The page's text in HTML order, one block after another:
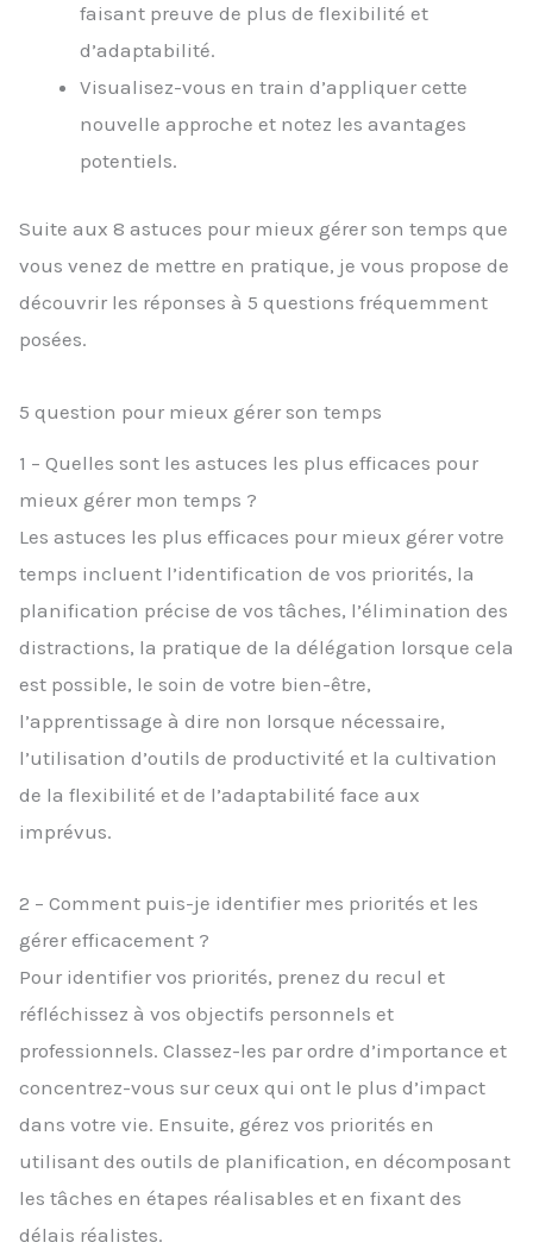
faisant preuve de plus de flexibilité et
d’adaptabilité.
Visualisez-vous en train d’appliquer cette
nouvelle approche et notez les avantages
potentiels.
Suite aux 8 astuces pour mieux gérer son temps que
vous venez de mettre en pratique, je vous propose de
découvrir les réponses à 5 questions fréquemment
posées.
5 question pour mieux gérer son temps
1 – Quelles sont les astuces les plus efficaces pour
mieux gérer mon temps ?
Les astuces les plus efficaces pour mieux gérer votre
temps incluent l’identification de vos priorités, la
planification précise de vos tâches, l’élimination des
distractions, la pratique de la délégation lorsque cela
est possible, le soin de votre bien-être,
l’apprentissage à dire non lorsque nécessaire,
l’utilisation d’outils de productivité et la cultivation
de la flexibilité et de l’adaptabilité face aux
imprévus.
2 – Comment puis-je identifier mes priorités et les
gérer efficacement ?
Pour identifier vos priorités, prenez du recul et
réfléchissez à vos objectifs personnels et
professionnels. Classez-les par ordre d’importance et
concentrez-vous sur ceux qui ont le plus d’impact
dans votre vie. Ensuite, gérez vos priorités en
utilisant des outils de planification, en décomposant
les tâches en étapes réalisables et en fixant des
délais réalistes.